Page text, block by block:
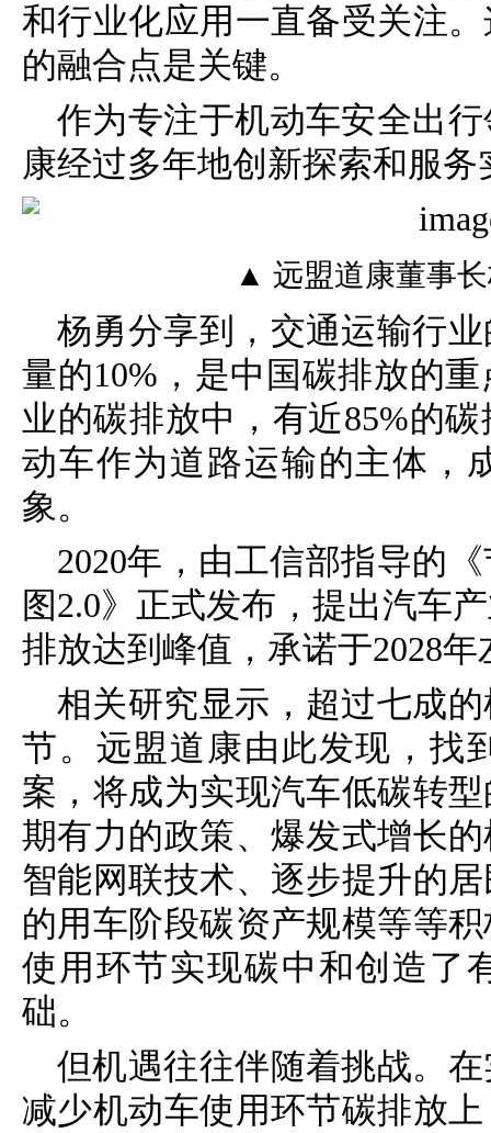
和行业化应用一直备受关注
的融合点是关键。
作为专注于机动车安全出
康经过多年地创新探索和服
▲ 远盟道康董事
杨勇分享到，交通运输行
量的10%，是中国碳排放的
业的碳排放中，有近85%的
动车作为道路运输的主体，
象。
2020年，由工信部指导的
图2.0》正式发布，提出汽车
排放达到峰值，承诺于2028
相关研究显示，超过七成
节。远盟道康由此发现，找
案，将成为实现汽车低碳转
期有力的政策、爆发式增长
智能网联技术、逐步提升的
的用车阶段碳资产规模等等
使用环节实现碳中和创造了
础。
但机遇往往伴随着挑战。
减少机动车使用环节碳排放